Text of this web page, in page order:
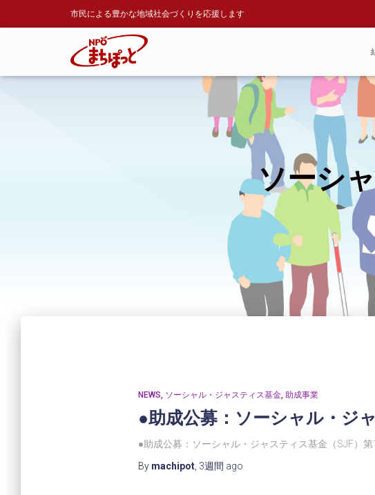
市民による豊かな地域社会づくりを応援します
ソーシ
NEWS ソーシャル・ジャスティス基金 助成事業
●助成公募：ソーシャル・ジ
●助成公募：ソーシャル・ジャスティス基金（SJF）
By machipot, 3週間 ago